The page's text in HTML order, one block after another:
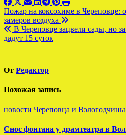
Навигация
по
записям
Пожар на коксохиме в Череповце:
замеров воздуха
В Череповце зацвели сады, но
дадут 15 суток
От Редактор
Похожая запись
новости Череповца и Вологодчины
Снос фонтана у драмтеатра в